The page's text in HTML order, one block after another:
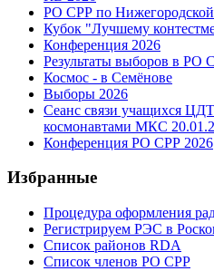
РО СРР по Нижегородской
Кубок "Лучшему
Конференция 2026
Результаты выборов в РО
Космос - в Семёнове
Выборы 2026
Сеанс связи учащихся
космонавтами МКС
Конференция РО СРР 2026
Избранные
Процедура оформления
Регистрируем РЭС в
Список районов RDA
Список членов РО СРР